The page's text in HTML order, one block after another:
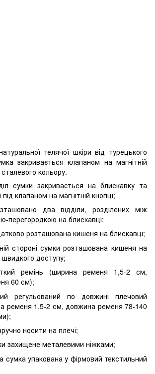
телячої шкіри від турецького
закривається клапаном на магнітній
кольору.
сумки закривається на блискавку та
клапаном на магнітній кнопці;
два відділи, розділених між
перегородкою на блискавці;
розташована кишеня на блискавці;
стороні сумки розташована кишеня на
швидкого доступу;
ремінь (ширина ременя 1,5-2 см,
60 см);
регульований по довжині плечовий
ременя 1,5-2 см, довжина ременя 78-140
носити на плечі;
захищене металевими ніжками;
сумка упакована у фірмовий текстильний